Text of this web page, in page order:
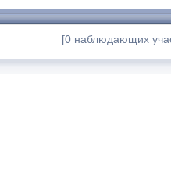
[0 наблюдающих